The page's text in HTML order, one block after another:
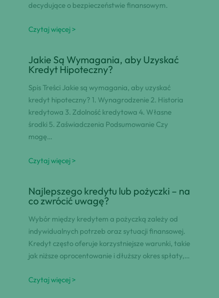
decydujące o bezpieczeństwie finansowym.
Czytaj więcej >
Jakie Są Wymagania, aby Uzyskać
Kredyt Hipoteczny?
Spis Treści Jakie są wymagania, aby uzyskać
kredyt hipoteczny? 1. Wynagrodzenie 2. Historia
kredytowa 3. Zdolność kredytowa 4. Własne
środki 5. Zaświadczenia Podsumowanie Czy
mogę…
Czytaj więcej >
Najlepszego kredytu lub pożyczki – na
co zwrócić uwagę?
Wybór między kredytem a pożyczką zależy od
indywidualnych potrzeb oraz sytuacji finansowej.
Kredyt często oferuje korzystniejsze warunki, takie
jak niższe oprocentowanie i dłuższy okres spłaty,…
Czytaj więcej >